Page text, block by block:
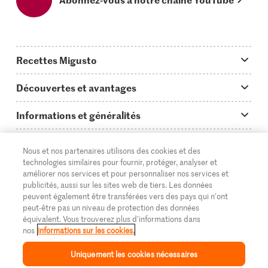
Recettes Migusto
Idées de menus
Plats principaux
Simple & vite prêt
Apéritif
Préparations au four
Enfants & famille
Toutes les recettes
Découvertes et avantages
On en parle...
Tutoriels
Glossaire des ingrédients
Login Migusto
Magazine Migusto
Informations et généralités
Questions concernant Migusto
Cuisiner avec Migusto
Service clientèle & contact
Publicité
Impressum
Mentions légales
Supermarché
Migros Online
À propos de Migros
Magasins
Cumulus
© 2026 La Fédération des coopératives Migros
DE FR IT
Nous et nos partenaires utilisons des cookies et des
technologies similaires pour fournir, protéger, analyser et
améliorer nos services et pour personnaliser nos services et
publicités, aussi sur les sites web de tiers. Les données
peuvent également être transférées vers des pays qui n'ont
peut-être pas un niveau de protection des données
équivalent. Vous trouverez plus d'informations dans
nos informations sur les cookies.
Uniquement les cookies nécessaires